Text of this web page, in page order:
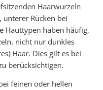
Haarwurzeln
Rücken bei
Hauttypen haben häufig,
nicht nur dunkles
Haar. Dies gilt es bei
berücksichtigen.
feinen oder hellen